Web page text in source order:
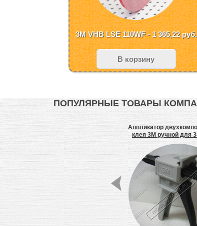
3M VHB LSE 110WF - 1 365,22руб.
В корзину
ПОПУЛЯРНЫЕ ТОВАРЫ
Аппликатор
клея 3М ручной для